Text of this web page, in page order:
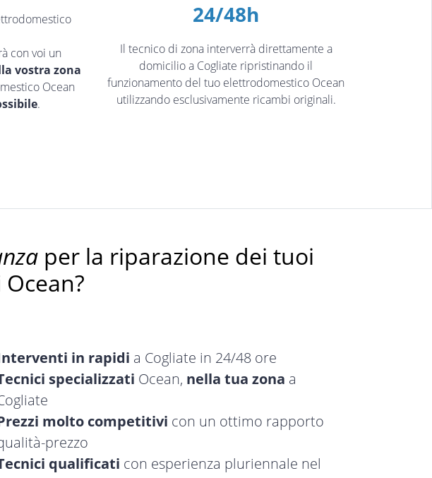
con voi un
vostra zona
Ocean
.
24/48h
Il tecnico di zona interverrà direttamente a
domicilio a Cogliate ripristinando il
funzionamento del tuo elettrodomestico Ocean
utilizzando esclusivamente ricambi originali.
per la riparazione dei tuoi
in rapidi a Cogliate in 24/48 ore
specializzati Ocean, nella tua zona a
molto competitivi con un ottimo rapporto
prezzo
qualificati con esperienza pluriennale nel